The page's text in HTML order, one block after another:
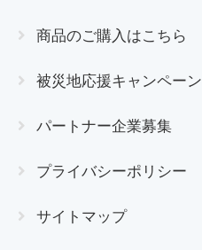
商品のご購入はこちら
被災地応援キャンペーン
パートナー企業募集
プライバシーポリシー
サイトマップ